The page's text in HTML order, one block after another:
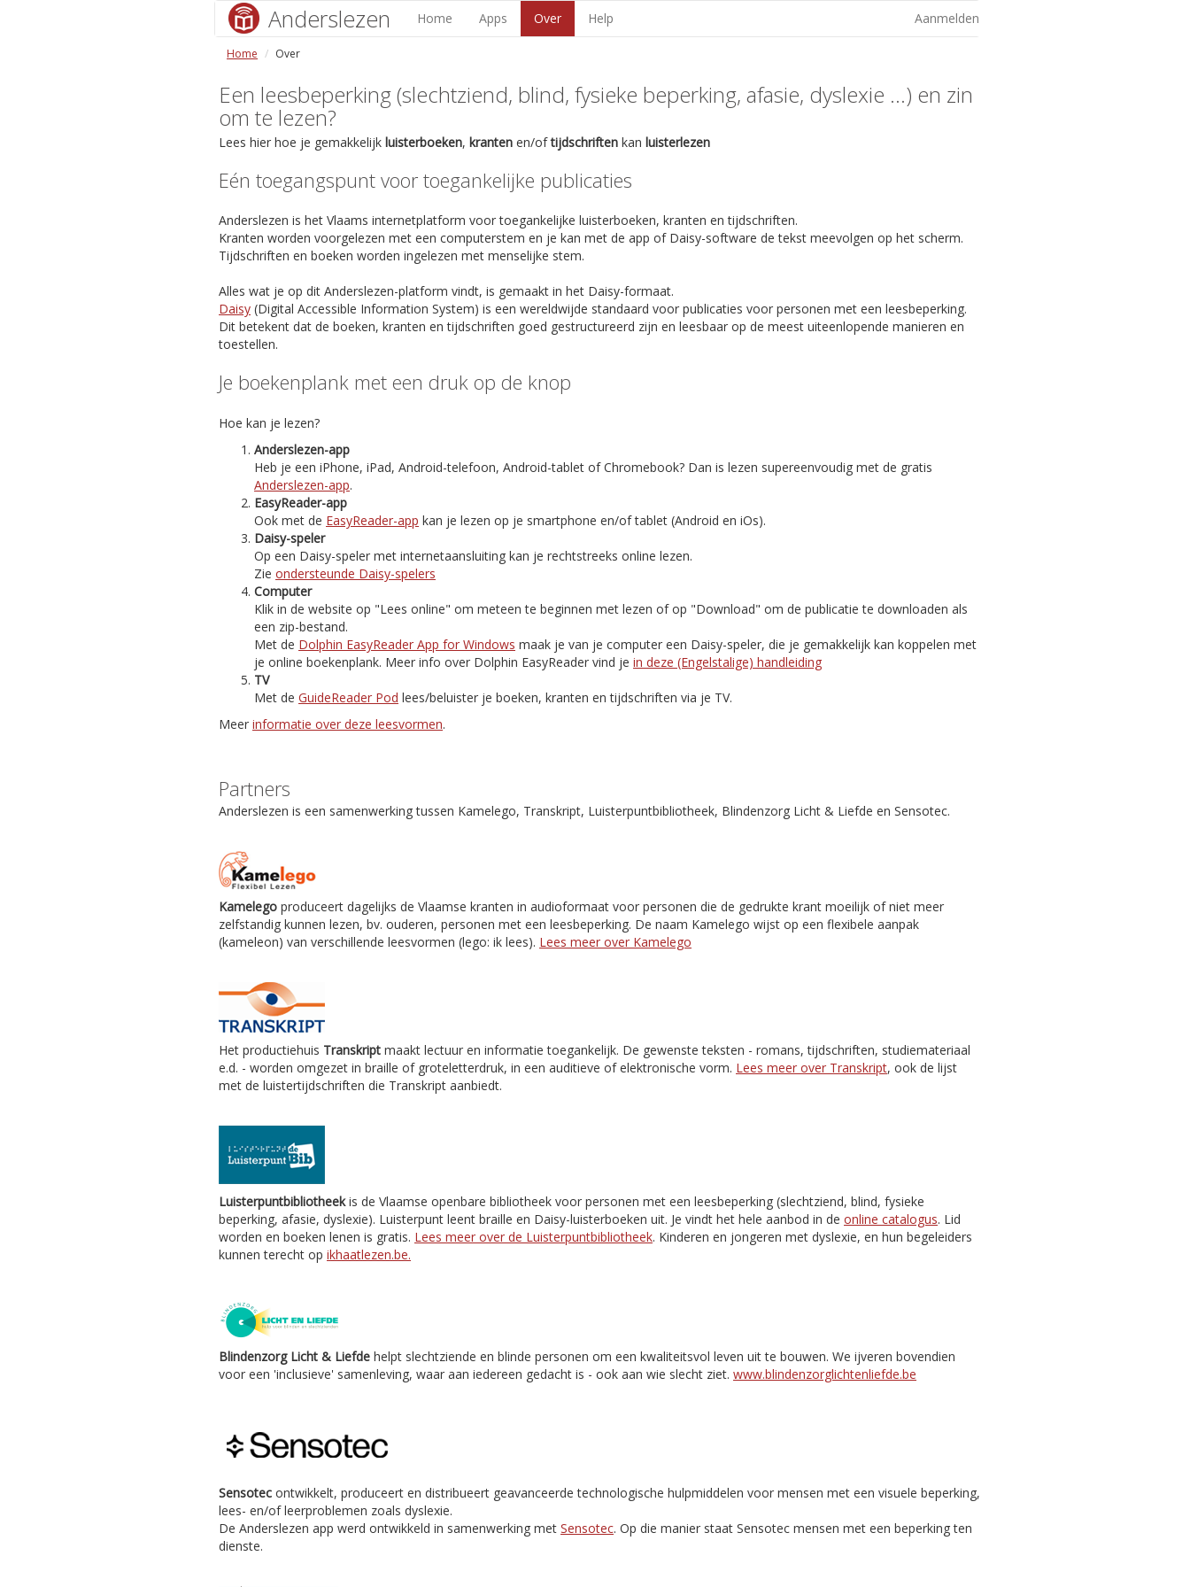
Anderslezen Home Apps Over Help Aanmelden
Home Over
Een leesbeperking (slechtziend, blind, fysieke beperking, afasie, dyslexie ...) en zin
om te lezen?
Lees hier hoe je gemakkelijk luisterboeken, kranten en/oftijdschriften kan luisterlezen
Eén toegangspunt voor toegankelijke publicaties
Anderslezen is het Vlaams internetplatform voor toegankelijke luisterboeken, kranten en tijdschriften.
Kranten worden voorgelezen met een computerstem en je kan met de app of Daisy-software de tekst meevolgen op het scherm.
Tijdschriften en boeken worden ingelezen met menselijke stem.
Alles wat je op dit Anderslezen-platform vindt, is gemaakt in het Daisy-formaat.
Daisy (Digital Accessible Information System) is een wereldwijde standaard voor publicaties voor personen met een leesbeperking.
Dit betekent dat de boeken, kranten en tijdschriften goed gestructureerd zijn en leesbaar op de meest uiteenlopende manieren en
toestellen.
Je boekenplank met een druk op de knop
Hoe kan je lezen?
Anderslezen-app
Heb je een iPhone, iPad, Android-telefoon, Android-tablet of Chromebook? Dan is lezen supereenvoudig met de gratis
Anderslezen-app.
EasyReader-app
Ook met de EasyReader-app kan je lezen op je smartphone en/of tablet (Android en iOs).
Daisy-speler
Op een Daisy-speler met internetaansluiting kan je rechtstreeks online lezen.
Zie ondersteunde Daisy-spelers
Computer
Klik in de website op "Lees online" om meteen te beginnen met lezen of op "Download" om de publicatie te downloaden als
een zip-bestand.
Met de Dolphin EasyReader App for Windows maak je van je computer een Daisy-speler, die je gemakkelijk kan koppelen met
je online boekenplank. Meer info over Dolphin EasyReader vind je in deze (Engelstalige) handleiding
TV
Met de GuideReader Pod lees/beluister je boeken, kranten en tijdschriften via je TV.
Meer informatie over deze leesvormen.
Partners
Anderslezen is een samenwerking tussen Kamelego, Transkript, Luisterpuntbibliotheek, Blindenzorg Licht & Liefde en Sensotec.
Kamelego produceert dagelijks de Vlaamse kranten in audioformaat voor personen die de gedrukte krant moeilijk of niet meer
zelfstandig kunnen lezen, bv. ouderen, personen met een leesbeperking. De naam Kamelego wijst op een flexibele aanpak
(kameleon) van verschillende leesvormen (lego: ik lees). Lees meer over Kamelego
Het productiehuis Transkript maakt lectuur en informatie toegankelijk. De gewenste teksten - romans, tijdschriften, studiemateriaal
e.d. - worden omgezet in braille of groteletterdruk, in een auditieve of elektronische vorm. Lees meer over Transkript, ook de lijst
met de luistertijdschriften die Transkript aanbiedt.
Luisterpuntbibliotheekis de Vlaamse openbare bibliotheek voor personen met een leesbeperking (slechtziend, blind, fysieke
beperking, afasie, dyslexie). Luisterpunt leent braille en Daisy-luisterboeken uit. Je vindt het hele aanbod in de online catalogus. Lid
worden en boeken lenen is gratis. Lees meer over de Luisterpuntbibliotheek. Kinderen en jongeren met dyslexie, en hun begeleiders
kunnen terecht op ikhaatlezen.be.
Blindenzorg Licht & Liefde helpt slechtziende en blinde personen om een kwaliteitsvol leven uit te bouwen. We ijveren bovendien
voor een 'inclusieve' samenleving, waar aan iedereen gedacht is - ook aan wie slecht ziet. www.blindenzorglichtenliefde.be
Sensotec ontwikkelt, produceert en distribueert geavanceerde technologische hulpmiddelen voor mensen met een visuele beperking,
lees- en/of leerproblemen zoals dyslexie.
De Anderslezen app werd ontwikkeld in samenwerking met Sensotec. Op die manier staat Sensotec mensen met een beperking ten
dienste.